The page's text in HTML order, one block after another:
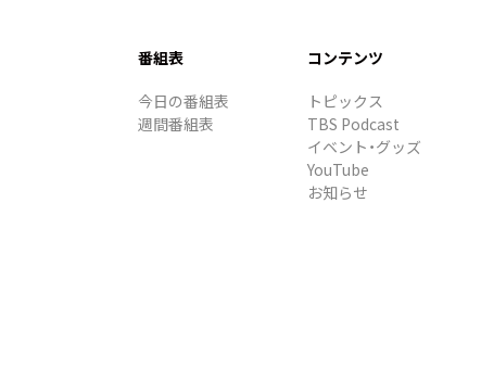
番組表
今日の番組表
週間番組表
コンテンツ
トピックス
TBS Podcast
イベント・グッズ
YouTube
お知らせ